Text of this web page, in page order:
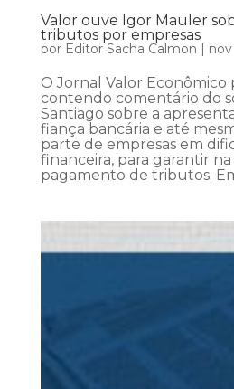
Valor ouve Igor Mauler
tributos por empresas
por Editor Sacha Calmon | nov
O Jornal Valor
contendo comentário do
Santiago sobre a
fiança bancária e até
parte de empresas em
financeira, para garantir
pagamento de tributos.